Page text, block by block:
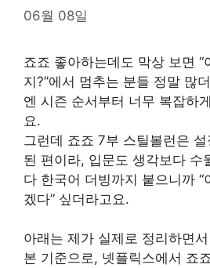
06월 08일
죠죠 좋아하는데도 막상 보면
지?”에서 멈추는 분들 정말 많
엔 시즌 순서부터 너무 복잡하
요.
그런데 죠죠 7부 스틸볼런은
된 편이라, 입문도 생각보다 수
다 한국어 더빙까지 붙으니까 “
겠다” 싶더라고요.
아래는 제가 실제로 정리하면
본 기준으로, 넷플릭스에서 죠